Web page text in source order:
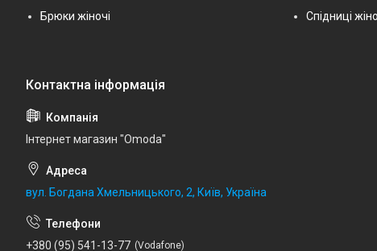
Брюки жіночі Спідниці
Інтернет магазин "Omoda"
вул. Богдана Хмельницького, 2, Київ, Україна
+380 (95) 541-13-77 Vodafone